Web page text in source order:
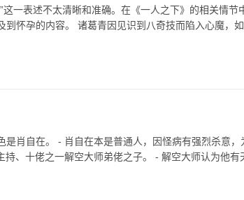
这一表述不太清晰和准确。在《一人之下》的相关情节
到怀孕的内容。 诸葛青因见识到八奇技而陷入心魔，
是肖自在。 - 肖自在本是普通人，因怪病有强烈杀意，
持、十佬之一解空大师弟佬之子。 - 解空大师认为他有